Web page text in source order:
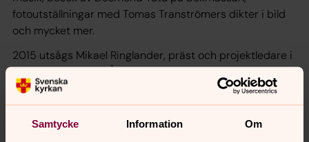
Samtycke Information Om
fotoutställningar med Tomas Tranströmers dikter i bild
och mycket mer.
2015 utsågs Mikael Ringlander, präst och projektledare i
Göteborgs stift, till Årets förnyare i Svenska kyrkan. Han
fick priset för sitt arbete med ”gränsöverskridande
arrangemang” i Kultursamverkan, Göteborg.